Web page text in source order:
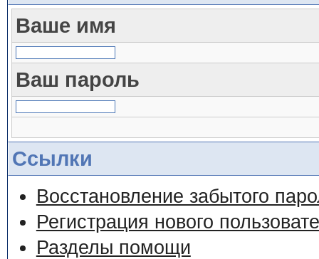
Ваше имя
Ваш пароль
Ссылки
Восстановление забытого
Регистрация нового
Разделы помощи